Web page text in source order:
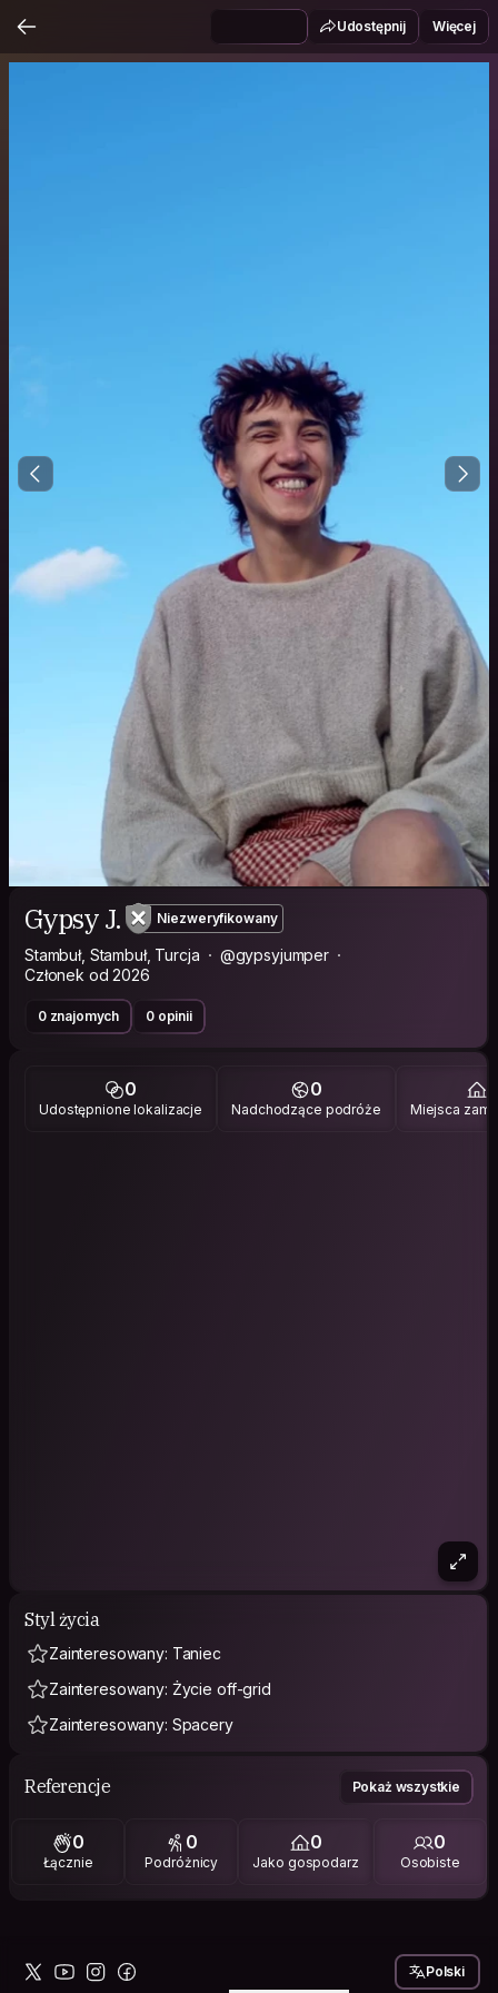
Udostępnij Więcej
Gypsy J. Niezweryfikowany
Stambuł, Stambuł, Turcja
@gypsyjumper
Członek od 2026
0 znajomych 0 opinii
0
Udostępnione lokalizacje
0
Nadchodzące podróże Miejsca
Styl życia
Zainteresowany: Taniec
Zainteresowany: Życie off-grid
Zainteresowany: Spacery
Referencje Pokaż wszystkie
0
Łącznie
0
Podróżnicy
0
Jako gospodarz
0
Osobiste
Polski